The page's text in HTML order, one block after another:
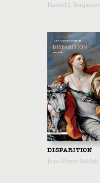
Harold J. Benjamin
DISPARITION
Jean-Pierre Saïdah